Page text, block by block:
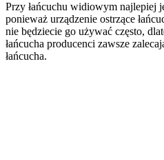
Przy łańcuchu widiowym najlepiej
ponieważ urządzenie ostrzące
nie będziecie go używać często,
łańcucha producenci zawsze
łańcucha.